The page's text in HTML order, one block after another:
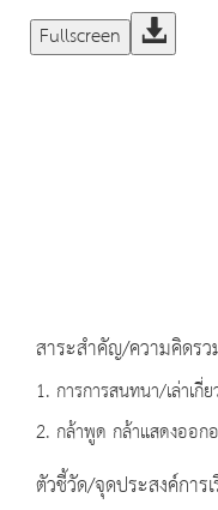
Fullscreen
สาระสำคัญ/ความคิดร
1. การการสนทนา/เล่าเ
2. กล้าพูด กล้าแสดงออก
ตัวชี้วัด/จุดประสงค์การ